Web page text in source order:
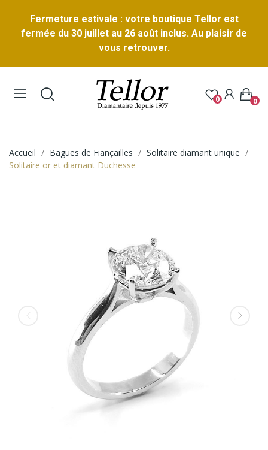
Fermeture estivale : votre boutique Tellor est
fermée du 30 juillet au 26 août inclus. Au plaisir de
vous retrouver.
0 0
Accueil Bagues de Fiançailles
Solitaire diamant unique
Solitaire or et diamant Duchesse